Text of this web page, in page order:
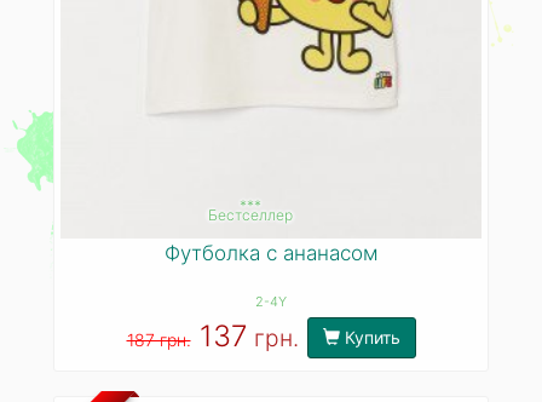
***
Бестселлер
Футболка с ананасом
2-4Y
187 грн. 137 грн. Купить